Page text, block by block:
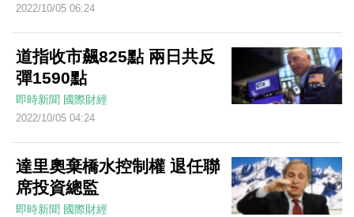
2022/10/05 06:24
道指收市飆825點 兩日共反
彈1590點
即時新聞 國際財經
2022/10/05 04:24
達里奧棄橋水控制權 退任聯
席投資總監
即時新聞 國際財經